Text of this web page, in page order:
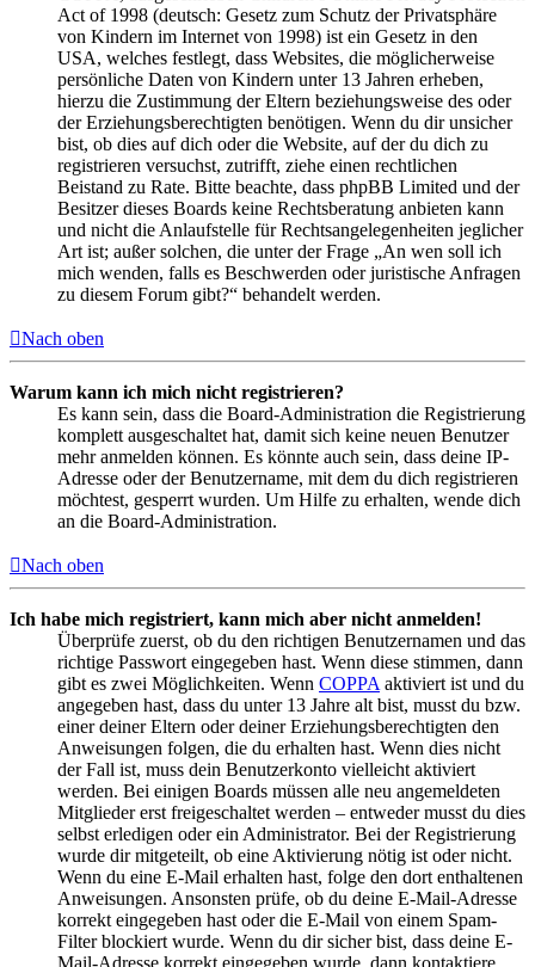
Act of 1998 (deutsch: Gesetz zum Schutz der Privatsphäre
von Kindern im Internet von 1998) ist ein Gesetz in den
USA, welches festlegt, dass Websites, die möglicherweise
persönliche Daten von Kindern unter 13 Jahren erheben,
hierzu die Zustimmung der Eltern beziehungsweise des oder
der Erziehungsberechtigten benötigen. Wenn du dir unsicher
bist, ob dies auf dich oder die Website, auf der du dich zu
registrieren versuchst, zutrifft, ziehe einen rechtlichen
Beistand zu Rate. Bitte beachte, dass phpBB Limited und der
Besitzer dieses Boards keine Rechtsberatung anbieten kann
und nicht die Anlaufstelle für Rechtsangelegenheiten jeglicher
Art ist; außer solchen, die unter der Frage „An wen soll ich
mich wenden, falls es Beschwerden oder juristische Anfragen
zu diesem Forum gibt?“ behandelt werden.
Nach oben
Warum kann ich mich nicht registrieren?
Es kann sein, dass die Board-Administration die Registrierung
komplett ausgeschaltet hat, damit sich keine neuen Benutzer
mehr anmelden können. Es könnte auch sein, dass deine IP-
Adresse oder der Benutzername, mit dem du dich registrieren
möchtest, gesperrt wurden. Um Hilfe zu erhalten, wende dich
an die Board-Administration.
Nach oben
Ich habe mich registriert, kann mich aber nicht anmelden!
Überprüfe zuerst, ob du den richtigen Benutzernamen und das
richtige Passwort eingegeben hast. Wenn diese stimmen, dann
gibt es zwei Möglichkeiten. Wenn COPPA aktiviert ist und du
angegeben hast, dass du unter 13 Jahre alt bist, musst du bzw.
einer deiner Eltern oder deiner Erziehungsberechtigten den
Anweisungen folgen, die du erhalten hast. Wenn dies nicht
der Fall ist, muss dein Benutzerkonto vielleicht aktiviert
werden. Bei einigen Boards müssen alle neu angemeldeten
Mitglieder erst freigeschaltet werden – entweder musst du dies
selbst erledigen oder ein Administrator. Bei der Registrierung
wurde dir mitgeteilt, ob eine Aktivierung nötig ist oder nicht.
Wenn du eine E-Mail erhalten hast, folge den dort enthaltenen
Anweisungen. Ansonsten prüfe, ob du deine E-Mail-Adresse
korrekt eingegeben hast oder die E-Mail von einem Spam-
Filter blockiert wurde. Wenn du dir sicher bist, dass deine E-
Mail-Adresse korrekt eingegeben wurde, dann kontaktiere